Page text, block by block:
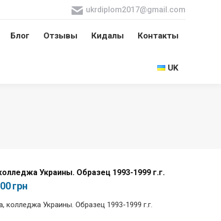
ukrdiplom2017@gmail.com
Блог Отзывы Кидалы Контакты
UK
Украины. Образец 1993-1999 г.г.
грн
колледжа Украины. Образец 1993-1999 г.г.
Отзывы Кидалы Контакты